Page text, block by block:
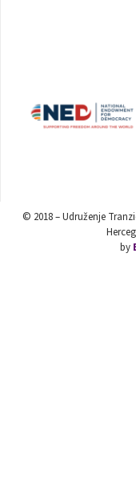
© 2018 – Udruženje
by